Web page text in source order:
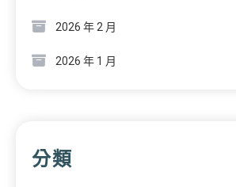
2026 年 2 月
2026 年 1 月
分類